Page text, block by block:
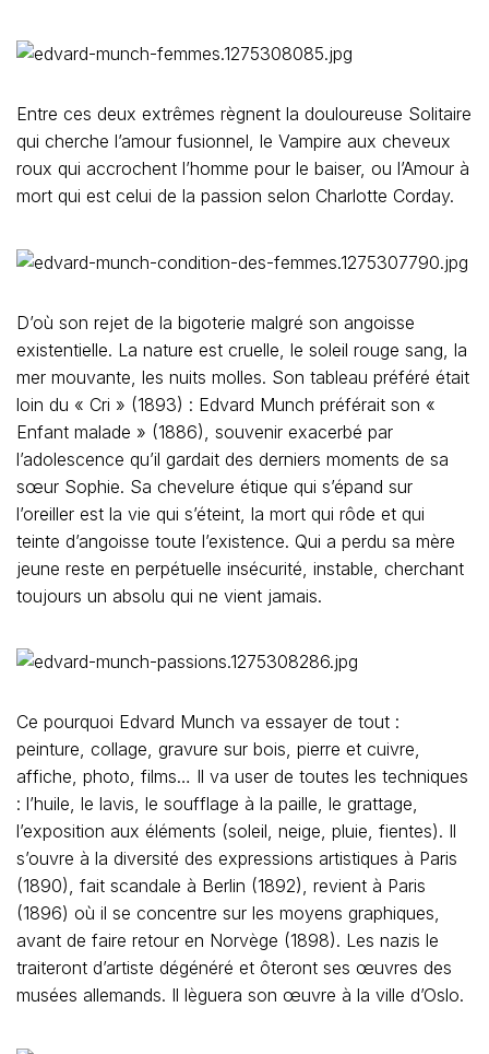
Entre ces deux extrêmes règnent la douloureuse Solitaire
qui cherche l’amour fusionnel, le Vampire aux cheveux
roux qui accrochent l’homme pour le baiser, ou l’Amour à
mort qui est celui de la passion selon Charlotte Corday.
D’où son rejet de la bigoterie malgré son angoisse
existentielle. La nature est cruelle, le soleil rouge sang, la
mer mouvante, les nuits molles. Son tableau préféré était
loin du « Cri » (1893) : Edvard Munch préférait son «
Enfant malade » (1886), souvenir exacerbé par
l’adolescence qu’il gardait des derniers moments de sa
sœur Sophie. Sa chevelure étique qui s’épand sur
l’oreiller est la vie qui s’éteint, la mort qui rôde et qui
teinte d’angoisse toute l’existence. Qui a perdu sa mère
jeune reste en perpétuelle insécurité, instable, cherchant
toujours un absolu qui ne vient jamais.
Ce pourquoi Edvard Munch va essayer de tout :
peinture, collage, gravure sur bois, pierre et cuivre,
affiche, photo, films… Il va user de toutes les techniques
: l’huile, le lavis, le soufflage à la paille, le grattage,
l’exposition aux éléments (soleil, neige, pluie, fientes). Il
s’ouvre à la diversité des expressions artistiques à Paris
(1890), fait scandale à Berlin (1892), revient à Paris
(1896) où il se concentre sur les moyens graphiques,
avant de faire retour en Norvège (1898). Les nazis le
traiteront d’artiste dégénéré et ôteront ses œuvres des
musées allemands. Il lèguera son œuvre à la ville d’Oslo.